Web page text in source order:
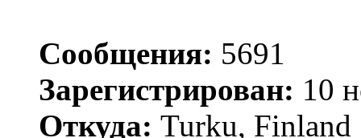
Сообщения: 5691
Зарегистрирован: 10
Откуда: Turku, Finland